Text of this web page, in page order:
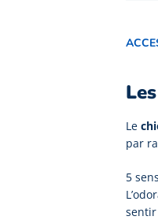
Le
par
5
sentir